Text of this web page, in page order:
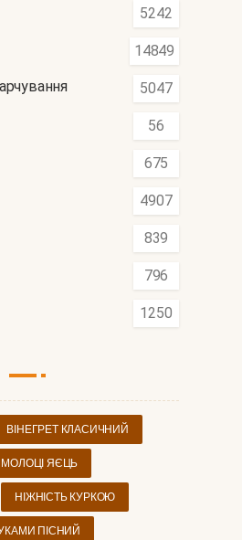
5242
14849
5047
56
675
4907
839
796
1250
ВІНЕГРЕТ КЛАСИЧНИЙ
МОЛОЦІ ЯЄЦЬ
НІЖНІСТЬ КУРКОЮ
ПІСНИЙ